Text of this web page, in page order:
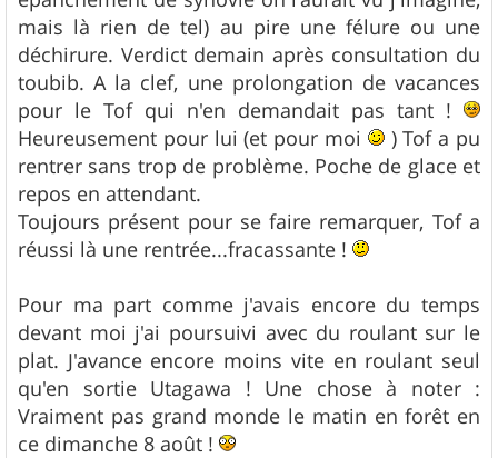
mais là rien de tel) au pire une félure ou une
déchirure. Verdict demain après consultation du
toubib. A la clef, une prolongation de vacances
pour le Tof qui n'en demandait pas tant !
Heureusement pour lui (et pour moi
) Tof a pu
rentrer sans trop de problème. Poche de glace et
repos en attendant.
Toujours présent pour se faire remarquer, Tof a
réussi là une rentrée...fracassante !
Pour ma part comme j'avais encore du temps
devant moi j'ai poursuivi avec du roulant sur le
plat. J'avance encore moins vite en roulant seul
qu'en sortie Utagawa ! Une chose à noter :
Vraiment pas grand monde le matin en forêt en
ce dimanche 8 août !